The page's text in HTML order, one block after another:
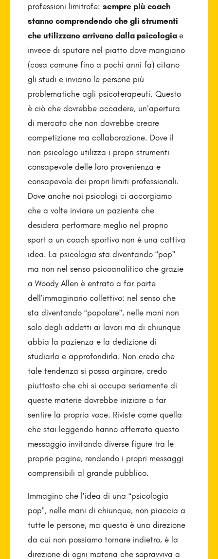
professioni limitrofe: sempre più coach
stanno comprendendo che gli strumenti
che utilizzano arrivano dalla psicologia e
invece di sputare nel piatto dove mangiano
(cosa comune fino a pochi anni fa) citano
gli studi e inviano le persone più
problematiche agli psicoterapeuti. Questo
è ciò che dovrebbe accadere, un’apertura
di mercato che non dovrebbe creare
competizione ma collaborazione. Dove il
non psicologo utilizza i propri strumenti
consapevole delle loro provenienza e
consapevole dei propri limiti professionali.
Dove anche noi psicologi ci accorgiamo
che a volte inviare un paziente che
desidera performare meglio nel proprio
sport a un coach sportivo non è una cattiva
idea. La psicologia sta diventando “pop”
ma non nel senso psicoanalitico che grazie
a Woody Allen è entrato a far parte
dell’immaginario collettivo: nel senso che
sta diventando “popolare”, nelle mani non
solo degli addetti ai lavori ma di chiunque
abbia la pazienza e la dedizione di
studiarla e approfondirla. Non credo che
tale tendenza si possa arginare, credo
piuttosto che chi si occupa seriamente di
queste materie dovrebbe iniziare a far
sentire la propria voce. Riviste come quella
che stai leggendo hanno afferrato questo
messaggio invitando diverse figure tra le
proprie pagine, rendendo i propri messaggi
comprensibili al grande pubblico.
Immagino che l’idea di una “psicologia
pop”, nelle mani di chiunque, non piaccia a
tutte le persone, ma questa è una direzione
da cui non possiamo tornare indietro, è la
direzione di ogni materia che sopravviva a